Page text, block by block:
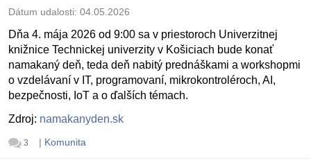
Dátum udalosti: 04.05.2026
Dňa 4. mája 2026 od 9:00 sa v priestoroch Univerzitnej
knižnice Technickej univerzity v Košiciach bude konať
namakaný deň, teda deň nabitý prednáškami a workshopmi
o vzdelávaní v IT, programovaní, mikrokontroléroch, AI,
bezpečnosti, IoT a o ďalších témach.
Zdroj: namakanyden.sk
3 | Komunita